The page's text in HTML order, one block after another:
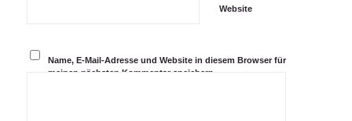
Website
Name, E-Mail-Adresse und Website in diesem Browser für
meinen nächsten Kommentar speichern.